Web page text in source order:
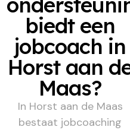
biedt een
jobcoach in
Horst aan
Maas?
In Horst aan de Maas
bestaat jobcoaching